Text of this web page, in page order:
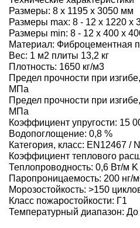
Размеры: 8 х 1195 х 3050 мм
Размеры max: 8 - 12 х 1220 х
Размеры min: 8 - 12 х 400 х
Материал: Фиброцементная
Вес: 1 м2 плиты 13,2 кг
Плотность: 1650 кг/м3
Предел прочности при
МПа
Предел прочности при
МПа
Коэффициент упругости: 15
Водопоглощение: 0,8 %
Категория, класс: EN12467 /
Коэффициент теплового
Теплопроводность: 0,6 Вт/м K
Паропроницаемость: 200 нг/
Морозостойкость: >150
Класс пожаростойкости: Г1
Температурный диапазон: До